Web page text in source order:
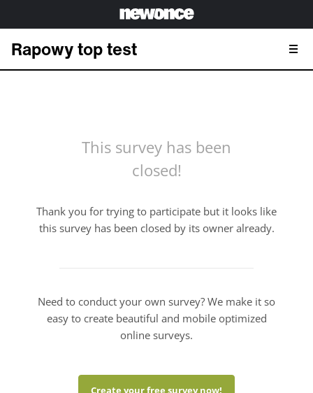
Rapowy top test